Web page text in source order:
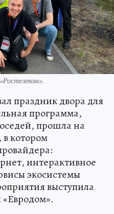
праздник двора для
программа,
прошла на
котором
интерактивное
экосистемы
выступила